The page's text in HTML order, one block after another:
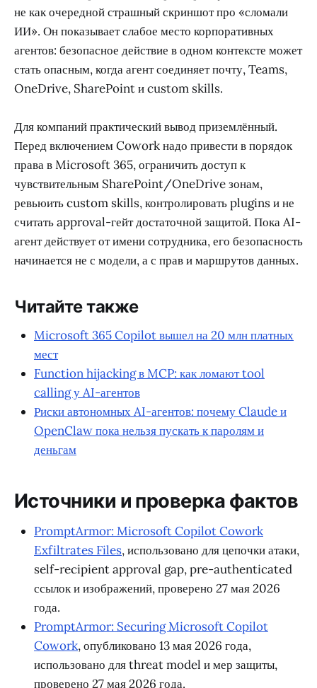
не как очередной страшный скриншот про «сломали
ИИ». Он показывает слабое место корпоративных
агентов: безопасное действие в одном контексте может
стать опасным, когда агент соединяет почту, Teams,
OneDrive, SharePoint и custom skills.
Для компаний практический вывод приземлённый.
Перед включением Cowork надо привести в порядок
права в Microsoft 365, ограничить доступ к
чувствительным SharePoint/OneDrive зонам,
ревьюить custom skills, контролировать plugins и не
считать approval-гейт достаточной защитой. Пока AI-
агент действует от имени сотрудника, его безопасность
начинается не с модели, а с прав и маршрутов данных.
Читайте также
Microsoft 365 Copilot вышел на 20 млн платных
мест
Function hijacking в MCP: как ломают tool
calling у AI-агентов
Риски автономных AI-агентов: почему Claude и
OpenClaw пока нельзя пускать к паролям и
деньгам
Источники и проверка фактов
PromptArmor: Microsoft Copilot Cowork
Exfiltrates Files, использовано для цепочки атаки,
self-recipient approval gap, pre-authenticated
ссылок и изображений, проверено 27 мая 2026
года.
PromptArmor: Securing Microsoft Copilot
Cowork, опубликовано 13 мая 2026 года,
использовано для threat model и мер защиты,
проверено 27 мая 2026 года.